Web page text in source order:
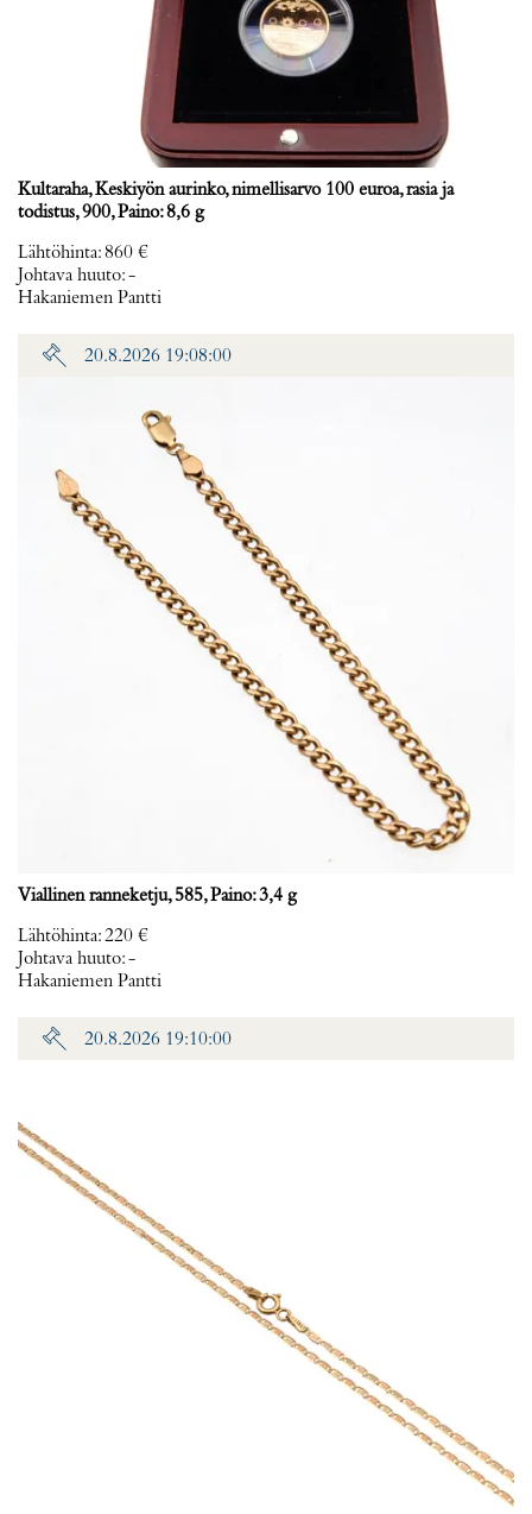
Kultaraha, Keskiyön aurinko, nimellisarvo 100 euroa, rasia ja
todistus, 900, Paino: 8,6 g
Lähtöhinta:860 €
Johtava huuto:-
Hakaniemen Pantti
20.8.2026 19:08:00
Viallinen ranneketju, 585, Paino: 3,4 g
Lähtöhinta:220 €
Johtava huuto:-
Hakaniemen Pantti
20.8.2026 19:10:00